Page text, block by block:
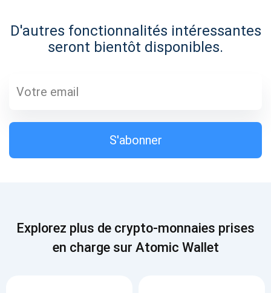
D'autres fonctionnalités intéressantes
seront bientôt disponibles.
S'abonner
700 000
S'ABONNER
Découvrez notre YouTube
S'abonner
Explorez plus de crypto-monnaies prises
en charge sur Atomic Wallet